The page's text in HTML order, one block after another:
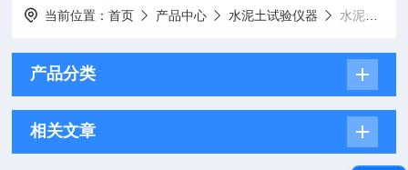
当前位置：首页 产品中心 水泥土试验仪器 水泥游离氧化钙快速测定仪
产品分类
相关文章